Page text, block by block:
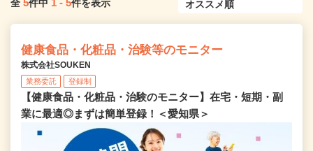
全 5件中 1 - 5件を表示
健康食品・化粧品・治験等のモニター
株式会社SOUKEN
業務委託 登録制
【健康食品・化粧品・治験のモニター】在宅・短期・副
業に最適◎まずは簡単登録！＜愛知県＞